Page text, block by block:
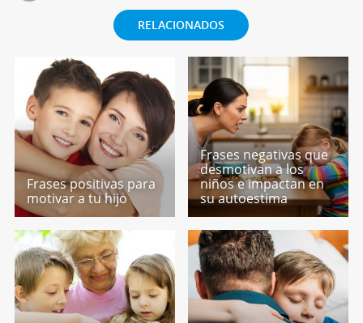
RELACIONADOS
Frases positivas para
motivar a tu hijo
Frases negativas que
desmotivan a los
niños e impactan en
su autoestima